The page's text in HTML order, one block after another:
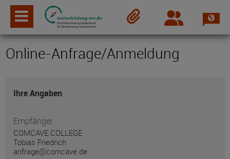
Login
Online-Anfrage/Anmeldung
Ihre Angaben
Empfänger
COMCAVE.COLLEGE
Tobias Friedrich
anfrage@comcave.de